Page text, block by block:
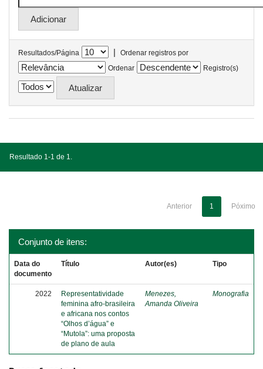
Resultados/Página |
Ordenar registros por
Ordenar
Registro(s)
Resultado 1-1 de 1.
Anterior 1 Póximo
Conjunto de itens:
Data do
documento
Título Autor(es) Tipo
2022
Representatividade
feminina afro-brasileira
e africana nos contos
“Olhos d’água” e
“Mutola”: uma proposta
de plano de aula
Menezes,
Amanda Oliveira
Monografia